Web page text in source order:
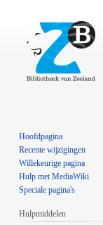
Hoofdpagina
Recente wijzigingen
Willekeurige pagina
Hulp met MediaWiki
Speciale pagina's
Hulpmiddelen